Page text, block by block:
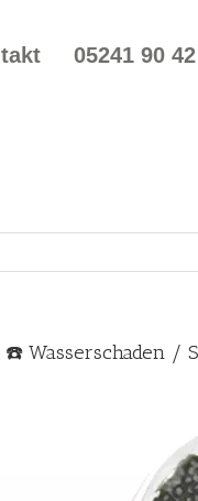
05241 90
Wasserschaden /